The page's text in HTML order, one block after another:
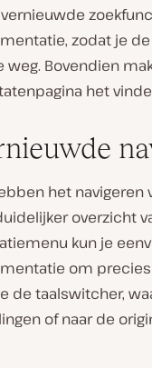
zodat je
weg. Bovendien
het
het
overzicht
kun je
om
de taalswitcher,
of naar de